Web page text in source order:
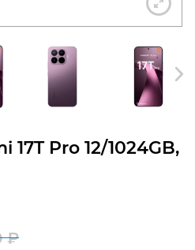
Pro 12/1024GB,
₽
40-14
без